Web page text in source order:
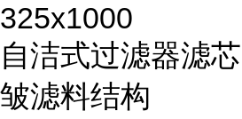
325x1000
自洁式过滤器滤
皱滤料结构